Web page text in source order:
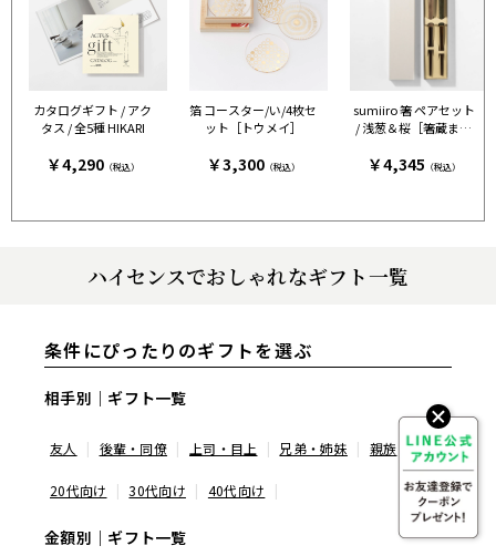
カタログギフト / アク
タス / 全5種 HIKARI
￥4,290（税込）
箔 コースター/い/4枚セ
ット［トウメイ］
￥3,300（税込）
sumiiro 箸 ペアセット
/ 浅葱＆桜［箸蔵まつ
￥4,345 （税込）
ハイセンスでおしゃれなギフト一覧
条件にぴったりのギフトを選ぶ
相手別｜ギフト一覧
友人 後輩・同僚 上司・目上 兄弟・姉妹 親族
20代向け 30代向け 40代向け
金額別｜ギフト一覧